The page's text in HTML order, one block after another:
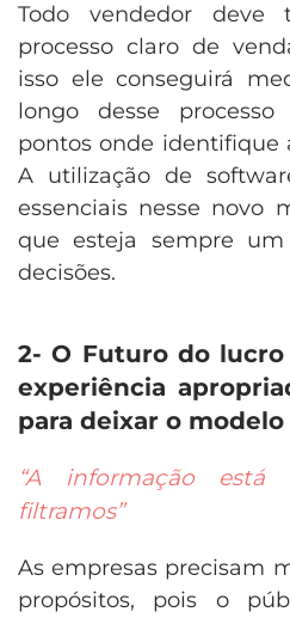
Todo vendedor deve
processo claro de
isso ele conseguirá
longo desse
pontos onde identifique
A utilização de
essenciais nesse novo
que esteja sempre
decisões.
2- O Futuro do
experiência
para deixar o
“A informação
filtramos”
As empresas precisam
propósitos, pois o